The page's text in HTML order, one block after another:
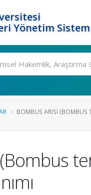
Yönetim
BOMBUS ARISI (BOMBUS
(Bombus